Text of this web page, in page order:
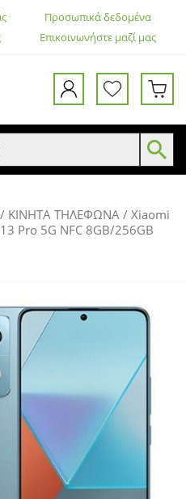
Επικοινωνήστε μαζί μας
Προσωπικά δεδομένα
/ ΚΙΝΗΤΑ ΤΗΛΕΦΩΝΑ / Xiaomi
Pro 5G NFC 8GB/256GB